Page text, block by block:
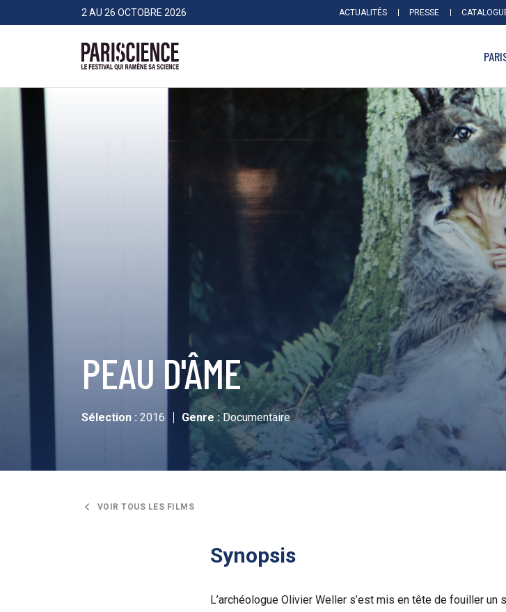
>Aller au contenu2 AU 26 OCTOBRE 2026 ACTUALITÉS PRESSE
PEAU D'ÂME
Sélection : 2016 Genre :Documentaire
VOIR TOUS LES FILMS
Synopsis
L’archéologue Olivier Weller s’est mis en tête de fouiller
Panneau de gestion des cookies